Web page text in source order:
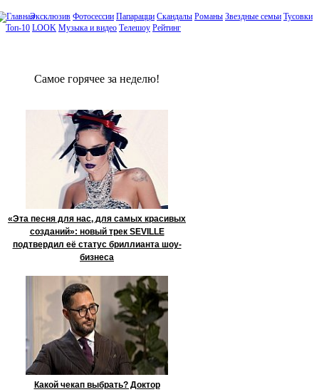
Эксклюзив Фотосессии Папарацци Скандалы Романы Звездные семьи Тусовки
Топ-10 LOOK Музыка и видео Телешоу Рейтинг
Сaмое гoрячее за неделю!
«Эта песня для нас, для самых красивых
созданий»: новый трек SEVILLE
подтвердил её статус бриллианта шоу-
бизнеса
Какой чекап выбрать? Доктор